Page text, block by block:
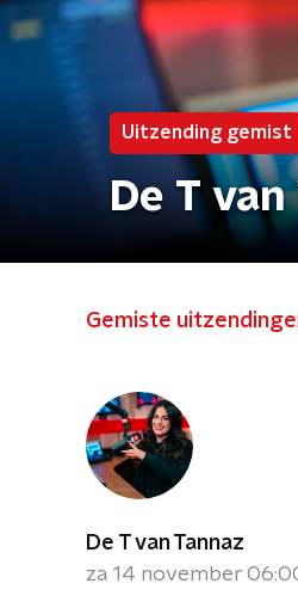
Uitzending gemist
De T van
Gemiste
De T van Tannaz
za 14 november